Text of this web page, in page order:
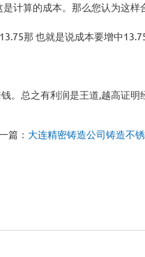
计算的成本。那么您认为这样
那 也就是说成本要增中
。总之有利润是王道,越高证明
篇： 大连精密铸造公司铸造不